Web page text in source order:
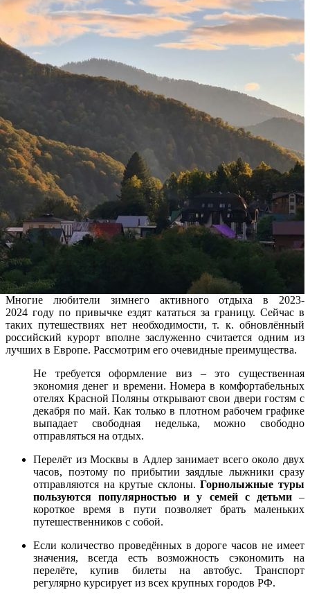
Многие любители зимнего активного отдыха в 2023-
2024 году по привычке ездят кататься за границу. Сейчас в
таких путешествиях нет необходимости, т. к. обновлённый
российский курорт вполне заслуженно считается одним из
лучших в Европе. Рассмотрим его очевидные преимущества.
Не требуется оформление виз – это существенная
экономия денег и времени. Номера в комфортабельных
отелях Красной Поляны открывают свои двери гостям с
декабря по май. Как только в плотном рабочем графике
выпадает свободная неделька, можно свободно
отправляться на отдых.
Перелёт из Москвы в Адлер занимает всего около двух
часов, поэтому по прибытии заядлые лыжники сразу
отправляются на крутые склоны.Горнолыжные туры
пользуются популярностью и у семей с детьми–
короткое время в пути позволяет брать маленьких
путешественников с собой.
Если количество проведённых в дороге часов не имеет
значения, всегда есть возможность сэкономить на
перелёте, купив билеты на автобус. Транспорт
регулярно курсирует из всех крупных городов РФ.